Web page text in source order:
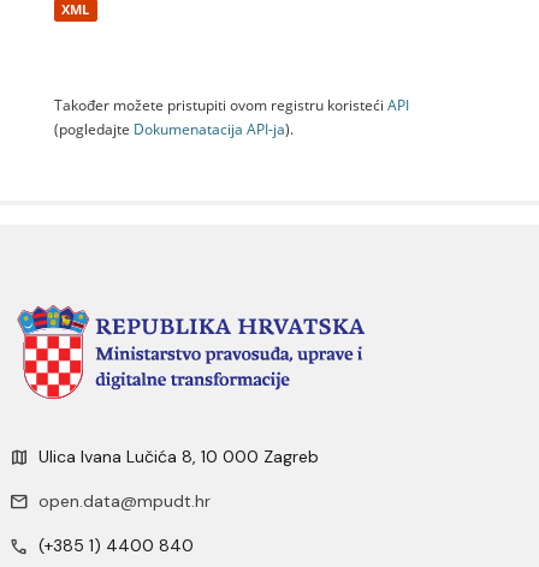
XML
Također možete pristupiti ovom registru koristeći API
(pogledajte Dokumenаtаcijа API-jа).